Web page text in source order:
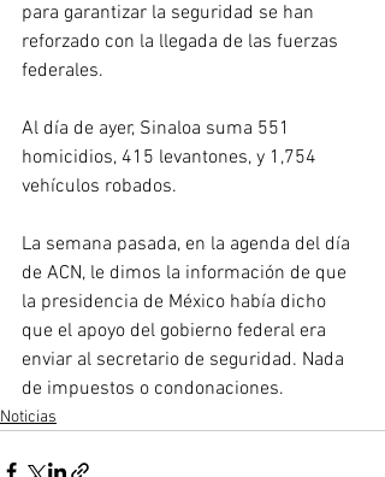
para garantizar la seguridad se han
reforzado con la llegada de las fuerzas
federales.
Al día de ayer, Sinaloa suma 551
homicidios, 415 levantones, y 1,754
vehículos robados.
La semana pasada, en la agenda del día
de ACN, le dimos la información de que
la presidencia de México había dicho
que el apoyo del gobierno federal era
enviar al secretario de seguridad. Nada
de impuestos o condonaciones.
Noticias